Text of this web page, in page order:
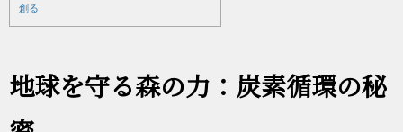
創る
地球を守る森の力：炭素循環の秘